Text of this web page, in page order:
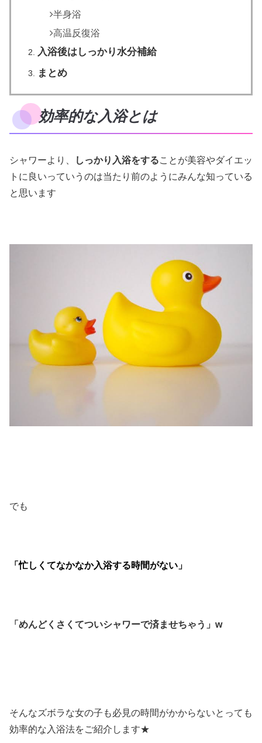
半身浴
高温反復浴
入浴後はしっかり水分補給
まとめ
効率的な入浴とは
シャワーより、 しっかり入浴をすることが美容やダイエッ
トに良いっていうのは当たり前のようにみんな知っている
と思います
でも
「忙しくてなかなか入浴する時間がない」
「めんどくさくてついシャワーで済ませちゃう」w
そんなズボラな女の子も必見の時間がかからないとっても
効率的な入浴法をご紹介します★